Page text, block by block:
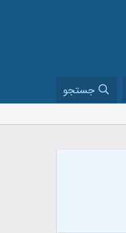
جستجو